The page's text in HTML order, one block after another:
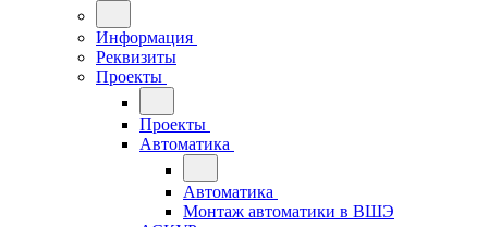
Информация
Реквизиты
Проекты
Проекты
Автоматика
Автоматика
Монтаж автоматики в ВШЭ